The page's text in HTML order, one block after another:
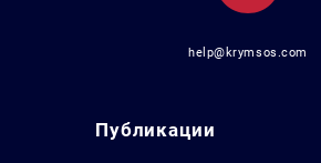
help@krymsos.com
Публикации